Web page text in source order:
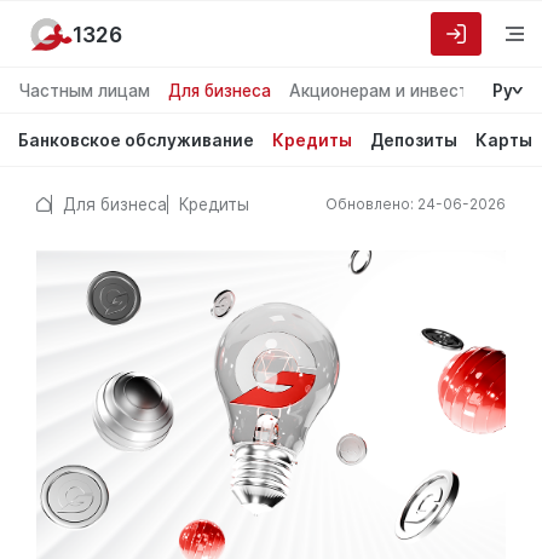
Частным лицам Для бизнеса Акционерам и инвесторам
Ру
Банковское обслуживание Кредиты Депозиты Карты
1326
Для бизнеса Кредиты Обновлено: 24-06-2026